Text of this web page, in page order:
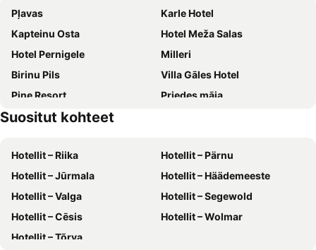
Pļavas
Karle Hotel
Kapteinu Osta
Hotel Meža Salas
Hotel Pernigele
Milleri
Birinu Pils
Villa Gāles Hotel
Pine Resort
Priedes māja
Lauču Akmens
Raganas Ķēķis Hotel
Design apartments Jūrmāja
Suositut kohteet
Hotellit – Riika
Hotellit – Pärnu
Hotellit – Jūrmala
Hotellit – Häädemeeste
Hotellit – Valga
Hotellit – Segewold
Hotellit – Cēsis
Hotellit – Wolmar
Hotellit – Tõrva